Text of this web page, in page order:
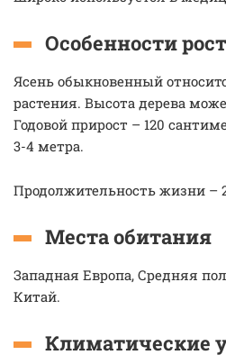
Особенности
Ясень обыкновенный
растения. Высота дерева
Годовой прирост – 120
3-4 метра.
Продолжительность жизни –
Места обитания
Западная Европа, Средняя
Китай.
Климатические